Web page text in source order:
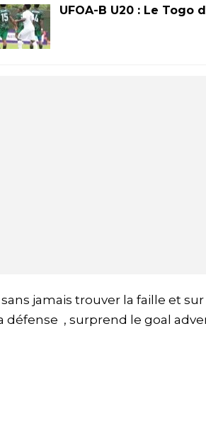
UFOA-B U20 : Le Togo
jamais trouver la faille et
défense , surprend le goal